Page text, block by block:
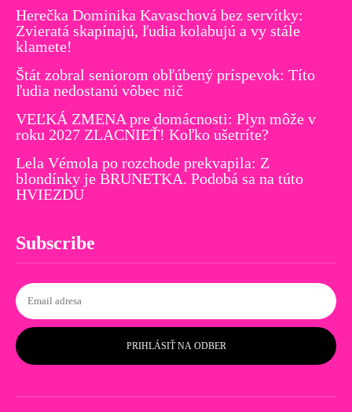
Herečka Dominika Kavaschová bez servítky:
Zvieratá skapínajú, ľudia kolabujú a vy stále
klamete!
Štát zobral seniorom obľúbený príspevok: Títo
ľudia nedostanú vôbec nič
VEĽKÁ ZMENA pre domácnosti: Plyn môže v
roku 2027 ZLACNIEŤ! Koľko ušetríte?
Lela Vémola po rozchode prekvapila: Z
blondínky je BRUNETKA. Podobá sa na túto
HVIEZDU
Subscribe
PRIHLÁSIŤ NA ODBER